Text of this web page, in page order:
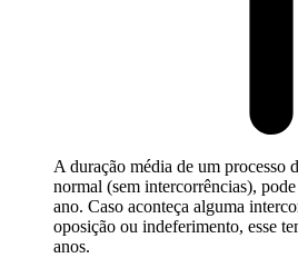
A duração média de um processo
normal (sem intercorrências),
ano. Caso aconteça alguma
oposição ou indeferimento, esse
anos.